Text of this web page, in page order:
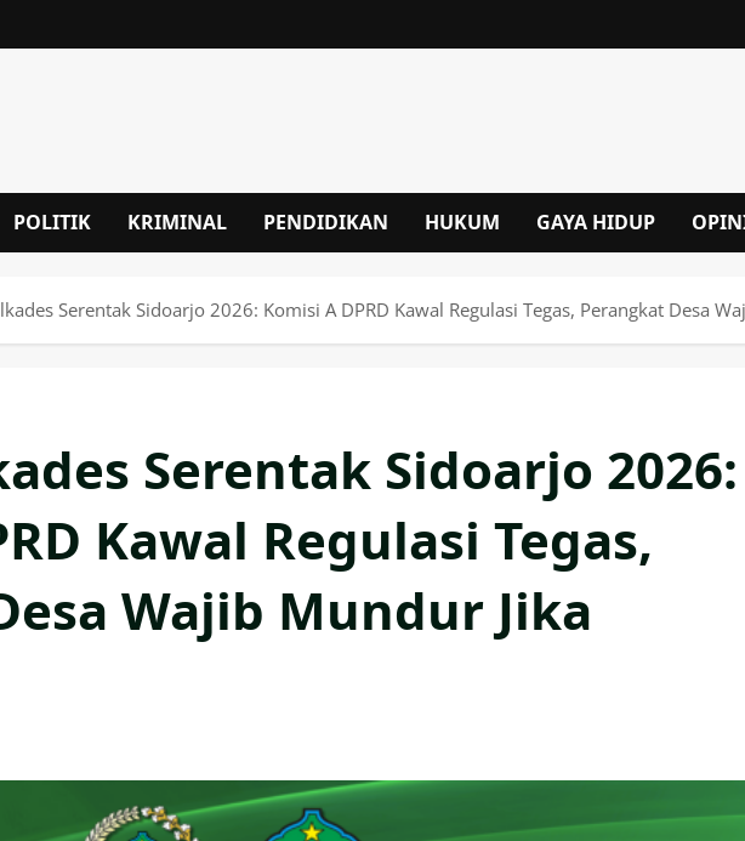
POLITIK KRIMINAL PENDIDIKAN HUKUM GAYA HIDUP
Serentak Sidoarjo 2026: Komisi A DPRD Kawal Regulasi Tegas, Perangkat Desa
Serentak Sidoarjo 2026:
Kawal Regulasi Tegas,
Wajib Mundur Jika